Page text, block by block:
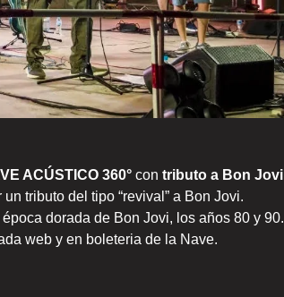
ACÚSTICO 360° con tributo a Bon Jovi
tributo del tipo “revival” a Bon Jovi.
dorada de Bon Jovi, los años 80 y 90.
web y en boleteria de la Nave.